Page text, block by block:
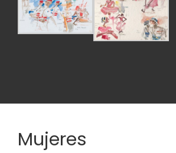
Mujeres